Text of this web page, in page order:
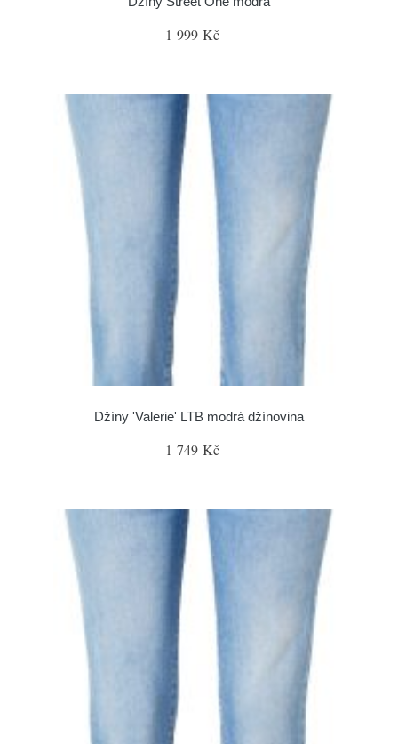
1 999 Kč
Džíny 'Valerie' LTB modrá džínovina
1 749 Kč